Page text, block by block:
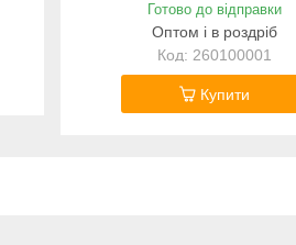
Готово до відправки
Оптом і в роздріб
260100001
Купити